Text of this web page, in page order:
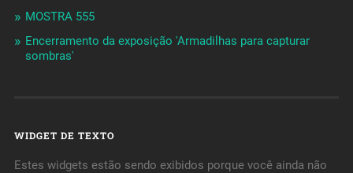
MOSTRA 555
Encerramento da exposição 'Armadilhas para capturar
sombras'
WIDGET DE TEXTO
Estes widgets estão sendo exibidos porque você ainda não